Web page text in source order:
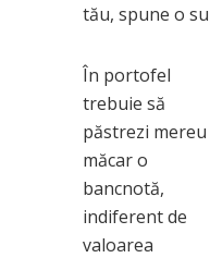
tău, spune o
În portofel
trebuie să
păstrezi mereu
măcar o
bancnotă,
indiferent de
valoarea